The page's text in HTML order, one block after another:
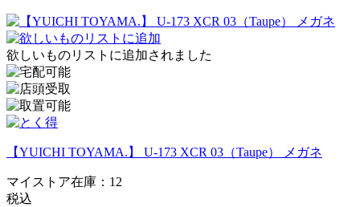
欲しいものリストに追加されました
【YUICHI TOYAMA.】 U-173 XCR 03（Taupe） メガネ
マイストア在庫： 12
税込